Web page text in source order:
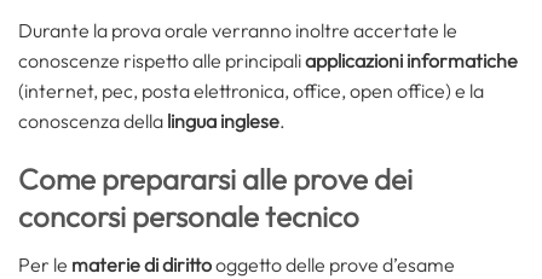
Durante la prova orale verranno inoltre accertate le
conoscenze rispetto alle principaliapplicazioni informatiche
(internet, pec, posta elettronica, office, open office) e la
conoscenza della lingua inglese.
Come prepararsi alle prove dei
concorsi personale tecnico
Per le materie di dirittooggetto delle prove d’esame